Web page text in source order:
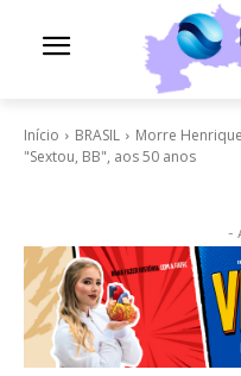
Início BRASIL
Morre
"Sextou, BB", aos 50 anos
-